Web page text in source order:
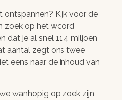
ontspannen? Kijk voor de
zoek op het woord
dat je al snel 11,4 miljoen
aantal zegt ons twee
eens naar de inhoud van
wanhopig op zoek zijn